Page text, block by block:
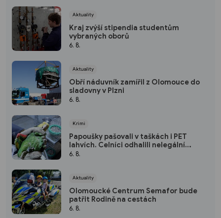
Aktuality
Kraj zvýší stipendia studentům
vybraných oborů
6. 8.
Aktuality
Obří náduvník zamířil z Olomouce do
sladovny v Plzni
6. 8.
Krimi
Papoušky pašovali v taškách i PET
lahvích. Celníci odhalili nelegální
obchod
6. 8.
Aktuality
Olomoucké Centrum Semafor bude
patřit Rodině na cestách
6. 8.